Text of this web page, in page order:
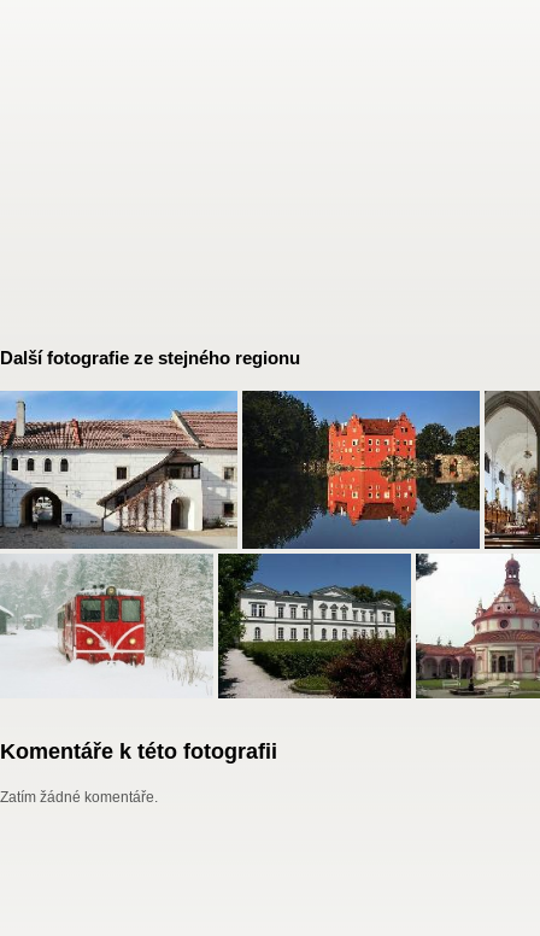
Další fotografie ze stejného regionu
Komentáře k této fotografii
Zatím žádné komentáře.